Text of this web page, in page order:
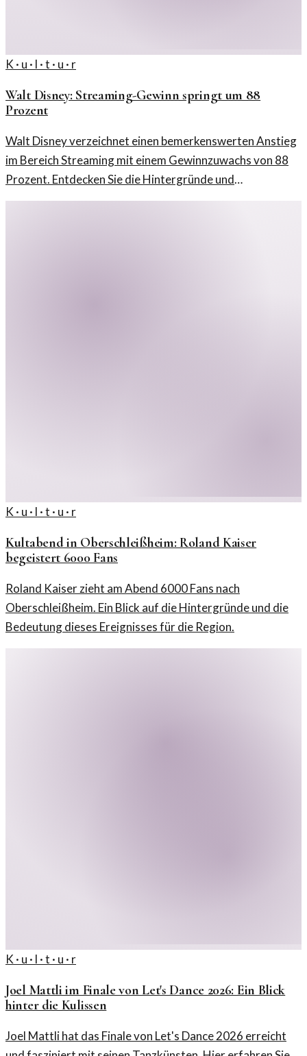
K · u · l · t · u · r
Walt Disney: Streaming-Gewinn springt um 88
Prozent
Walt Disney verzeichnet einen bemerkenswerten Anstieg
im Bereich Streaming mit einem Gewinnzuwachs von 88
Prozent. Entdecken Sie die Hintergründe und
Auswirkungen dieser Entwicklung.
K · u · l · t · u · r
Kultabend in Oberschleißheim: Roland Kaiser
begeistert 6000 Fans
Roland Kaiser zieht am Abend 6000 Fans nach
Oberschleißheim. Ein Blick auf die Hintergründe und die
Bedeutung dieses Ereignisses für die Region.
K · u · l · t · u · r
Joel Mattli im Finale von Let's Dance 2026: Ein Blick
hinter die Kulissen
Joel Mattli hat das Finale von Let's Dance 2026 erreicht